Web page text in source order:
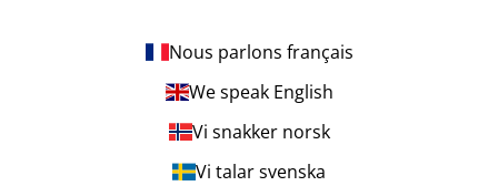
Nous parlons français
We speak English
Vi snakker norsk
Vi talar svenska